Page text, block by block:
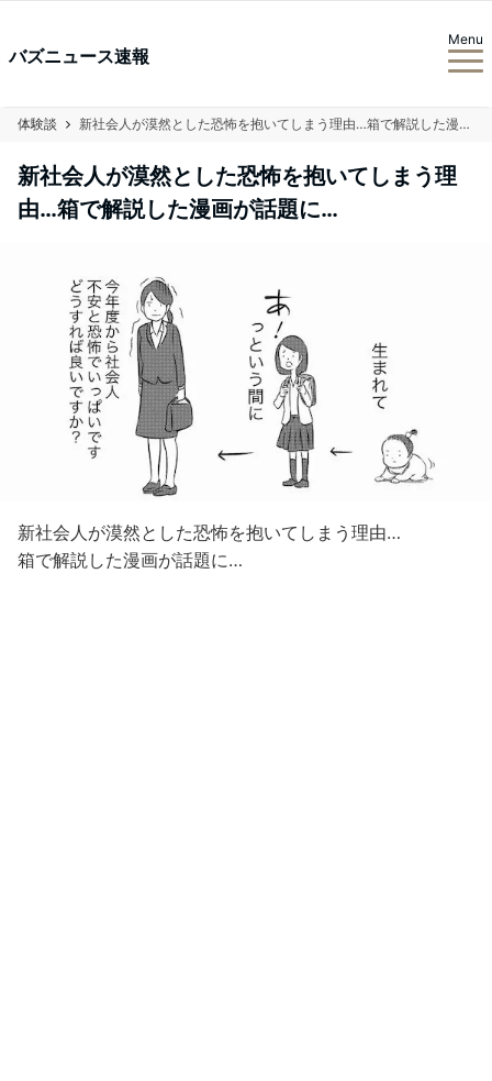
バズニュース速報
Menu
体験談 新社会人が漠然とした恐怖を抱いてしまう理由…箱で解説した漫画が話題に…
新社会人が漠然とした恐怖を抱いてしまう理
由…箱で解説した漫画が話題に…
新社会人が漠然とした恐怖を抱いてしまう理由…
箱で解説した漫画が話題に…